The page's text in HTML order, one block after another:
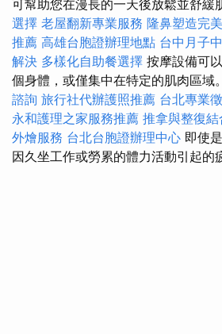
可幫助您在漫長的一天後放鬆並舒緩
選擇 老屋翻新專業服務 隆鼻塑造完
推薦 高雄台胞證辦理地點 台中月子
解決 多樣化自助餐選擇 按摩設備可
個身體，或僅集中在特定的肌肉區域
諮詢 旅行社代辦護照推薦 台北專業
永和護理之家服務推薦 推拿與整復結
外燴服務 台北台胞證辦理中心 即使
因久坐工作或勞累的體力活動引起的